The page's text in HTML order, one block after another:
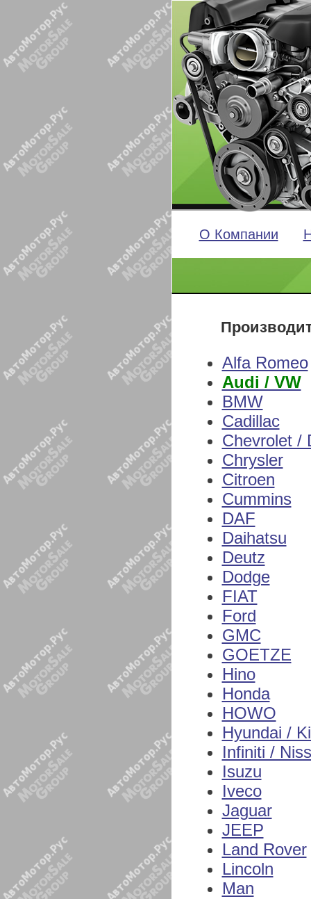
О Компании
Alfa Romeo
Audi / VW
BMW
Cadillac
Chevrolet /
Chrysler
Citroen
Cummins
DAF
Daihatsu
Deutz
Dodge
FIAT
Ford
GMC
GOETZE
Hino
Honda
HOWO
Hyundai /
Infiniti /
Isuzu
Iveco
Jaguar
JEEP
Land Rover
Lincoln
Man